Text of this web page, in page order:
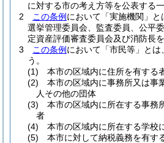
に対する市の考え方等を公表する
2
この条例 において「実施機関」と
選挙管理委員会、監査委員、公平
定資産評価審査委員会及び消防長を
3
この条例 において「市民等」と
う。
(1)
本市の区域内に住所を有する
(2)
本市の区域内に事務所又は事
人その他の団体
(3)
本市の区域内に所在する事務
者
(4)
本市の区域内に所在する学校
(5)
本市に対して納税義務を有す